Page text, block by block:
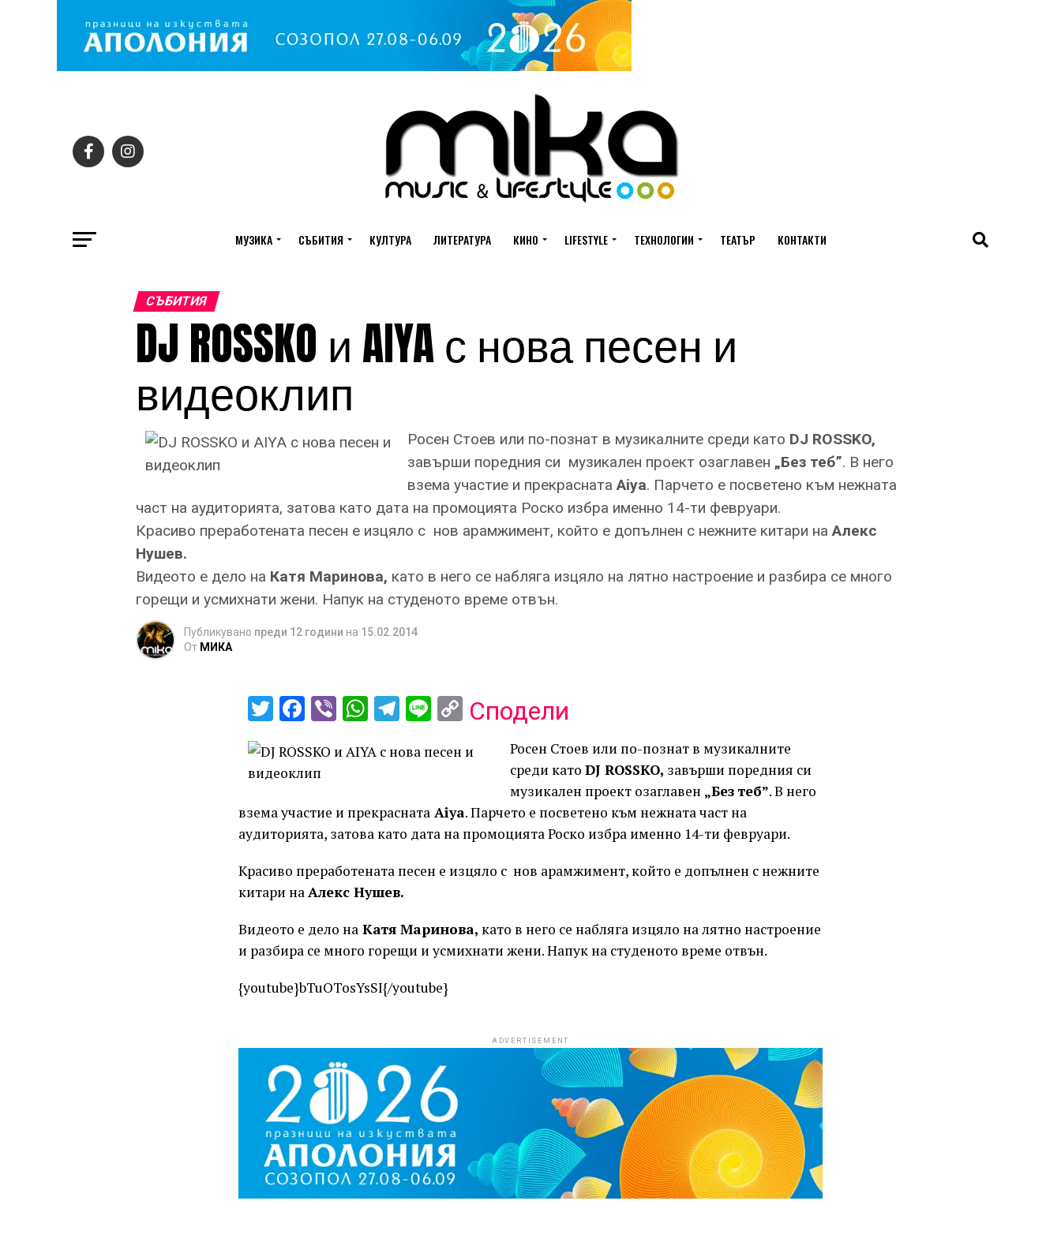
МУЗИКА СЪБИТИЯ КУЛТУРА ЛИТЕРАТУРА КИНО LIFESTYLE ТЕХНОЛОГИИ ТЕАТЪР КОНТАКТИ
СЪБИТИЯ
DJ ROSSKO и AIYA с нова песен и
видеоклип
Росен Стоев или по-познат в музикалните среди като DJ ROSSKO,
завърши поредния си музикален проект озаглавен „Без теб”. В него
взема участие и прекрасната Аiya. Парчето е посветено към нежната
част на аудиторията, затова като дата на промоцията Роско избра именно 14-ти февруари.
Красиво преработената песен е изцяло с нов арамжимент, който е допълнен с нежните китари наАлекс
Нушев.
Видеото е дело на Катя Маринова, като в него се набляга изцяло на лятно настроение и разбира се много
горещи и усмихнати жени. Напук на студеното време отвън.
Публикувано преди 12 години на 15.02.2014
От МИКА
Twitter
Facebook
ViberWhatsApp
Telegram
LineCopy
Сподели
Росен Стоев или по-познат в музикалните
среди като DJ ROSSKO, завърши поредния си
музикален проект озаглавен „Без теб”. В него
взема участие и прекрасната Аiya. Парчето е посветено към нежната част на
аудиторията, затова като дата на промоцията Роско избра именно 14-ти февруари.
Красиво преработената песен е изцяло с нов арамжимент, който е допълнен с нежните
китари наАлекс Нушев.
Видеото е дело на Катя Маринова, като в него се набляга изцяло на лятно настроение
и разбира се много горещи и усмихнати жени. Напук на студеното време отвън.
{youtube}bTuOTosYsSI{/youtube}
ADVERTISEMENT